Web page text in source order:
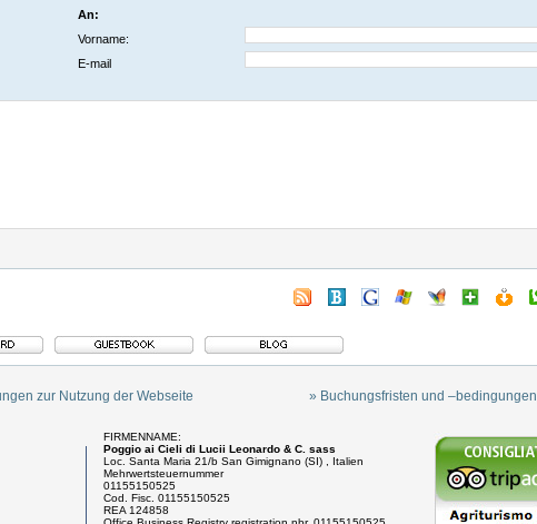
An:
Vorname:
E-mail
zur Nutzung der Webseite » Buchungsfristen und –bedingungen
FIRMENNAME:
Poggio ai Cieli di Lucii Leonardo & C. sass
Loc. Santa Maria 21/b San Gimignano (SI) , Italien
Mehrwertsteuernummer
01155150525
Cod. Fisc. 01155150525
REA 124858